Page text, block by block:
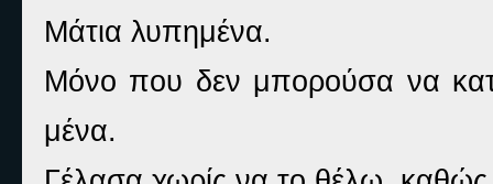
Μάτια λυπημένα.
Μόνο που δεν μπορούσα να
μένα.